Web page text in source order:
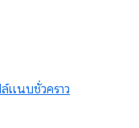
แนบชั่วคราว